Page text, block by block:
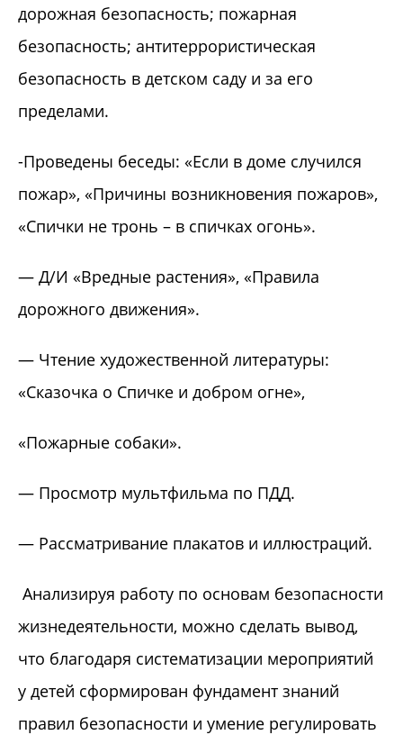
дорожная безопасность; пожарная
безопасность; антитеррористическая
безопасность в детском саду и за его
пределами.
-Проведены беседы: «Если в доме случился
пожар», «Причины возникновения пожаров»,
«Спички не тронь – в спичках огонь».
— Д/И «Вредные растения», «Правила
дорожного движения».
— Чтение художественной литературы:
«Сказочка о Спичке и добром огне»,
«Пожарные собаки».
— Просмотр мультфильма по ПДД.
— Рассматривание плакатов и иллюстраций.
Анализируя работу по основам безопасности
жизнедеятельности, можно сделать вывод,
что благодаря систематизации мероприятий
у детей сформирован фундамент знаний
правил безопасности и умение регулировать